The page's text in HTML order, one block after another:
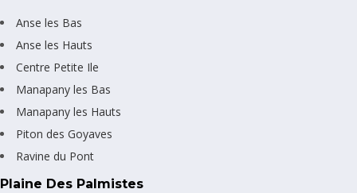
Anse les Bas
Anse les Hauts
Centre Petite Ile
Manapany les Bas
Manapany les Hauts
Piton des Goyaves
Ravine du Pont
Plaine Des Palmistes